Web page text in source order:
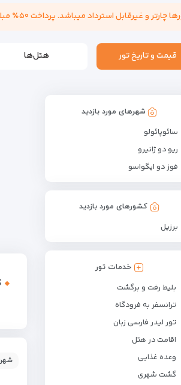
و غیرقابل استرداد میباشد. پرداخت ۵۰٪ مبلغ تور هنگام عقد قرارداد الزامی میباشد. مسئولیت کنترل پاسپورت بابت هرگونه ممنوعیت خروج از کشور به عهده مسافر میباشد.
قیمت و تاریخ تور هتل‌ها
شهرهای مورد بازدید
سائوپائولو
ريو دو ژانيرو
فوز دو ایگواسو
کشورهای مورد بازدید
برزیل
خدمات تور
بلیط رفت و برگشت
ترانسفر به فرودگاه
تور لیدر فارسی زبان
اقامت در هتل
وعده غذایی
گشت شهری